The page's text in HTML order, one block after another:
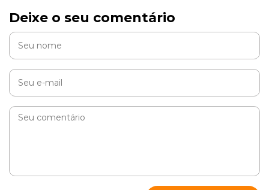
Deixe o seu comentário